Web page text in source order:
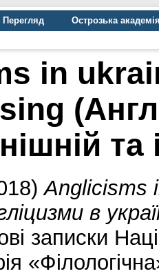
Перегляд
Острозька
in
та
Anglicisms
в
записки